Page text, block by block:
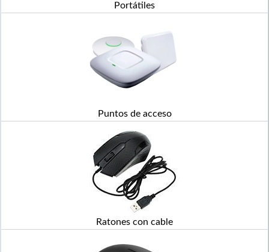
Portátiles
Puntos de acceso
Ratones con cable